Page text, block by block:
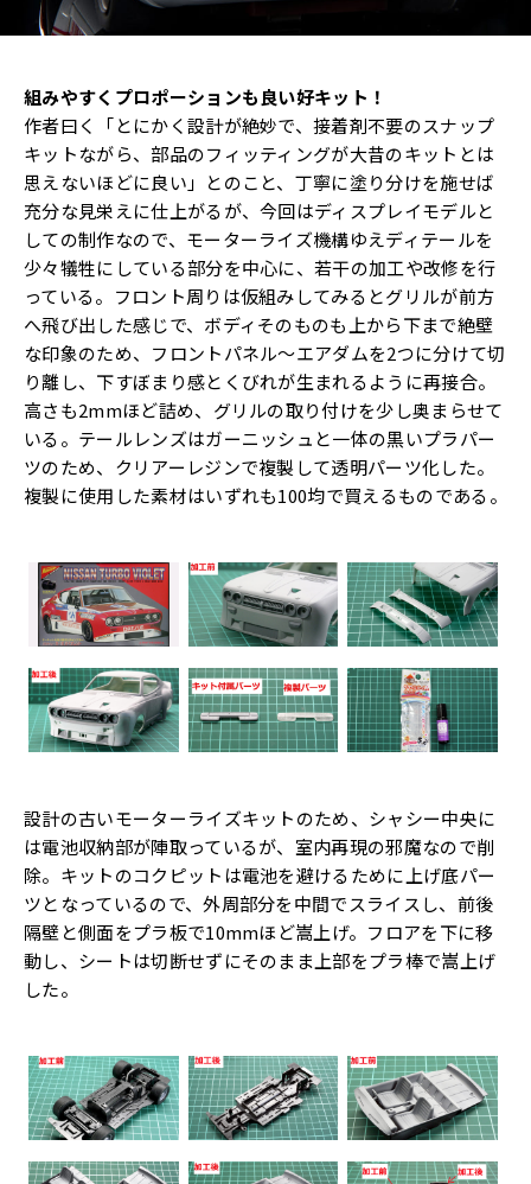
組みやすくプロポーションも良い好キット！
作者曰く「とにかく設計が絶妙で、接着剤不要のスナップ
キットながら、部品のフィッティングが大昔のキットとは
思えないほどに良い」とのこと、丁寧に塗り分けを施せば
充分な見栄えに仕上がるが、今回はディスプレイモデルと
しての制作なので、モーターライズ機構ゆえディテールを
少々犠牲にしている部分を中心に、若干の加工や改修を行
っている。フロント周りは仮組みしてみるとグリルが前方
へ飛び出した感じで、ボディそのものも上から下まで絶壁
な印象のため、フロントパネル～エアダムを2つに分けて切
り離し、下すぼまり感とくびれが生まれるように再接合。
高さも2mmほど詰め、グリルの取り付けを少し奥まらせて
いる。テールレンズはガーニッシュと一体の黒いプラパー
ツのため、クリアーレジンで複製して透明パーツ化した。
複製に使用した素材はいずれも100均で買えるものである。
設計の古いモーターライズキットのため、シャシー中央に
は電池収納部が陣取っているが、室内再現の邪魔なので削
除。キットのコクピットは電池を避けるために上げ底パー
ツとなっているので、外周部分を中間でスライスし、前後
隔壁と側面をプラ板で10mmほど嵩上げ。フロアを下に移
動し、シートは切断せずにそのまま上部をプラ棒で嵩上げ
した。